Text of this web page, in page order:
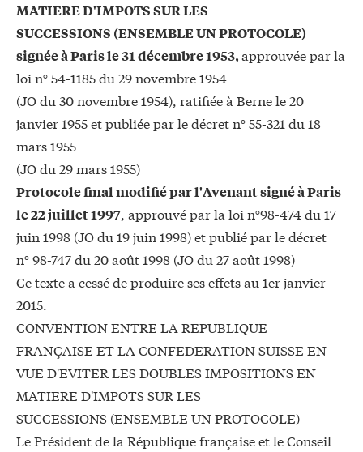
MATIERE D'IMPOTS SUR LES
SUCCESSIONS (ENSEMBLE UN PROTOCOLE)
signée à Paris le 31 décembre 1953,approuvée par la
loi n° 54-1185 du 29 novembre 1954
(JO du 30 novembre 1954), ratifiée à Berne le 20
janvier 1955 et publiée par le décret n° 55-321 du 18
mars 1955
(JO du 29 mars 1955)
Protocole final modifié par l'Avenant signé à Paris
le 22 juillet 1997, approuvé par la loi n°98-474 du 17
juin 1998 (JO du 19 juin 1998) et publié par le décret
n° 98-747 du 20 août 1998 (JO du 27 août 1998)
Ce texte a cessé de produire ses effets au 1er janvier
2015.
CONVENTION ENTRE LA REPUBLIQUE
FRANÇAISE ET LA CONFEDERATION SUISSE EN
VUE D'EVITER LES DOUBLES IMPOSITIONS EN
MATIERE D'IMPOTS SUR LES
SUCCESSIONS (ENSEMBLE UN PROTOCOLE)
Le Président de la République française et le Conseil